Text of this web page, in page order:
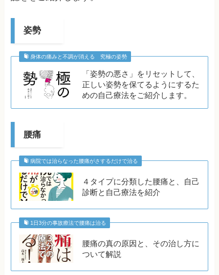
姿勢
身体の痛みと不調が消える 究極の姿勢
「姿勢の悪さ」をリセットして、
正しい姿勢を保てるようにするた
めの自己療法をご紹介します。
腰痛
病院では治らなった腰痛がさするだけで治る
４タイプに分類した腰痛と、自己
診断と自己療法を紹介
1日3分の事故療法で腰痛は治る
腰痛の真の原因と、その治し方に
ついて解説